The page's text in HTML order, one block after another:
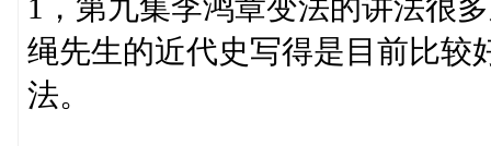
1，第九集李鸿章变法的讲法很
绳先生的近代史写得是目前比较
法。